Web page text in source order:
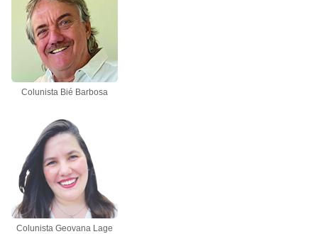
Colunista Bié Barbosa
Colunista Geovana Lage